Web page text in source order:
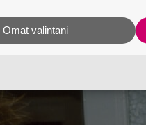
Omat valintani